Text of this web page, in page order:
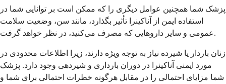
پزشک شما همچنین عوامل دیگری را که ممکن است بر توانایی شما در
استفاده ایمن از آناکینرا تأثیر بگذارد، مانند سن، وضعیت سلامت
عمومی و سایر داروهایی که مصرف می‌کنید، در نظر خواهد گرفت.
زنان باردار یا شیرده نیاز به توجه ویژه دارند، زیرا اطلاعات محدودی در
مورد ایمنی آناکینرا در دوران بارداری و شیردهی وجود دارد. پزشک
شما مزایای احتمالی را در مقابل هرگونه خطرات احتمالی برای شما و